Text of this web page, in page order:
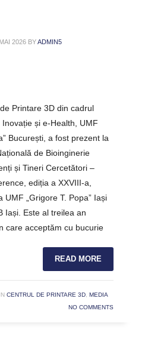
2026 BYADMIN5
Printare 3D din cadrul
și e-Health, UMF
București, a fost prezent la
de Bioinginerie
și Tineri Cercetători –
ediția a XXVIII-a,
UMF „Grigore T. Popa” Iași
Iași. Este al treilea an
care acceptăm cu bucurie
READ MORE
CENTRUL DE PRINTARE 3D, MEDIA
NO COMMENTS